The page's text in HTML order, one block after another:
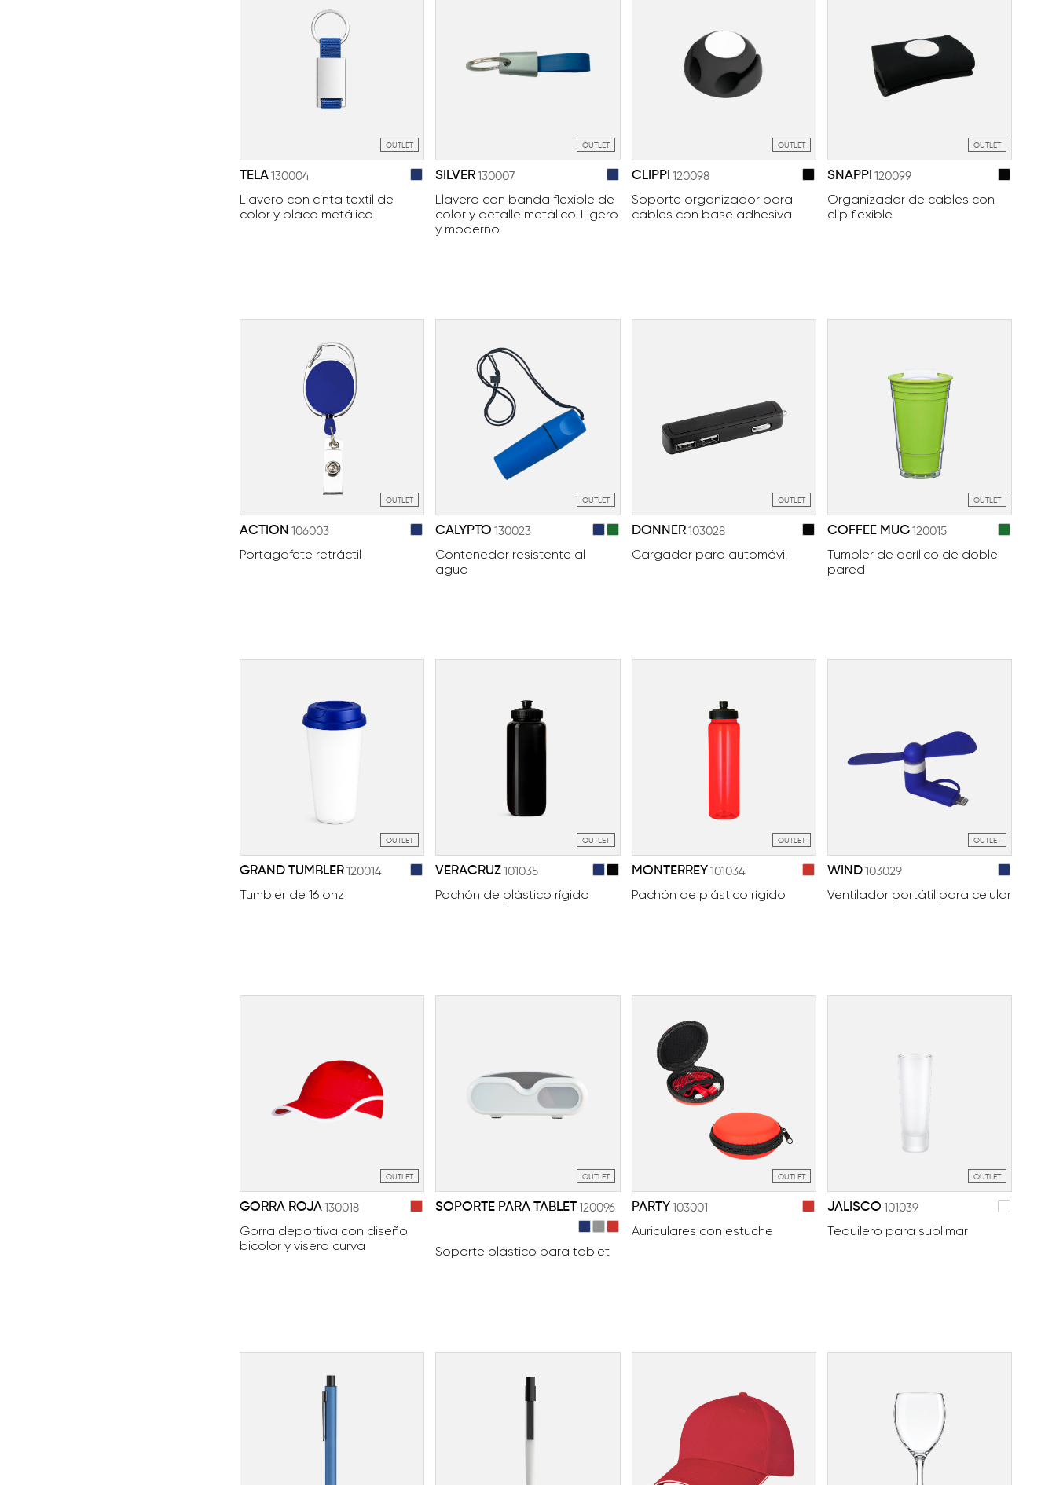
OUTLET
TELA 130004
Llavero con cinta textil de
color y placa metálica
OUTLET
SILVER 130007
Llavero con banda flexible de
color y detalle metálico. Ligero
y moderno
OUTLET
CLIPPI 120098
Soporte organizador para
cables con base adhesiva
OUTLET
SNAPPI 120099
Organizador de cables con
clip flexible
OUTLET
ACTION 106003
Portagafete retráctil
OUTLET
CALYPTO 130023
Contenedor resistente al
agua
OUTLET
DONNER 103028
Cargador para automóvil
OUTLET
COFFEE MUG 120015
Tumbler de acrílico de doble
pared
OUTLET
GRAND TUMBLER 120014
Tumbler de 16 onz
OUTLET
VERACRUZ 101035
Pachón de plástico rígido
OUTLET
MONTERREY 101034
Pachón de plástico rígido
OUTLET
WIND 103029
Ventilador portátil para celular
OUTLET
GORRA ROJA 130018
Gorra deportiva con diseño
bicolor y visera curva
OUTLET
SOPORTE PARA TABLET 120096
Soporte plástico para tablet
OUTLET
PARTY 103001
Auriculares con estuche
OUTLET
JALISCO 101039
Tequilero para sublimar